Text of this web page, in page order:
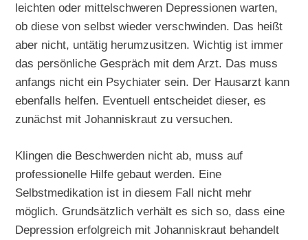
leichten oder mittelschweren Depressionen warten,
ob diese von selbst wieder verschwinden. Das heißt
aber nicht, untätig herumzusitzen. Wichtig ist immer
das persönliche Gespräch mit dem Arzt. Das muss
anfangs nicht ein Psychiater sein. Der Hausarzt kann
ebenfalls helfen. Eventuell entscheidet dieser, es
zunächst mit Johanniskraut zu versuchen.
Klingen die Beschwerden nicht ab, muss auf
professionelle Hilfe gebaut werden. Eine
Selbstmedikation ist in diesem Fall nicht mehr
möglich. Grundsätzlich verhält es sich so, dass eine
Depression erfolgreich mit Johanniskraut behandelt